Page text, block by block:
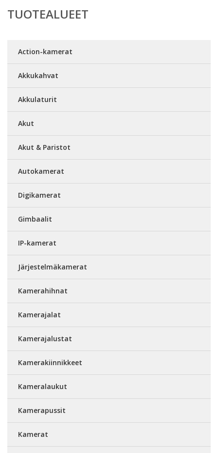
TUOTEALUEET
Action-kamerat
Akkukahvat
Akkulaturit
Akut
Akut & Paristot
Autokamerat
Digikamerat
Gimbaalit
IP-kamerat
Järjestelmäkamerat
Kamerahihnat
Kamerajalat
Kamerajalustat
Kamerakiinnikkeet
Kameralaukut
Kamerapussit
Kamerat